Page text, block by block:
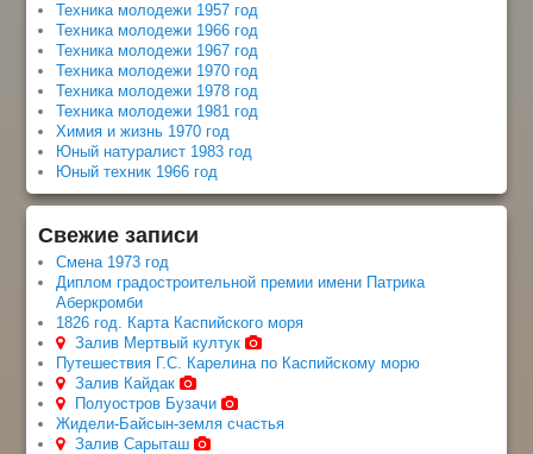
Техника молодежи 1957 год
Техника молодежи 1966 год
Техника молодежи 1967 год
Техника молодежи 1970 год
Техника молодежи 1978 год
Техника молодежи 1981 год
Химия и жизнь 1970 год
Юный натуралист 1983 год
Юный техник 1966 год
Свежие записи
Смена 1973 год
Диплом градостроительной премии имени Патрика
Аберкромби
1826 год. Карта Каспийского моря
Залив Мертвый култук
Путешествия Г.С. Карелина по Каспийскому морю
Залив Кайдак
Полуостров Бузачи
Жидели-Байсын-земля счастья
Залив Сарыташ